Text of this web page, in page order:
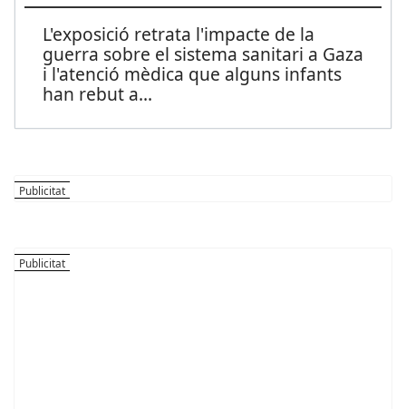
L'exposició retrata l'impacte de la
guerra sobre el sistema sanitari a Gaza
i l'atenció mèdica que alguns infants
han rebut a...